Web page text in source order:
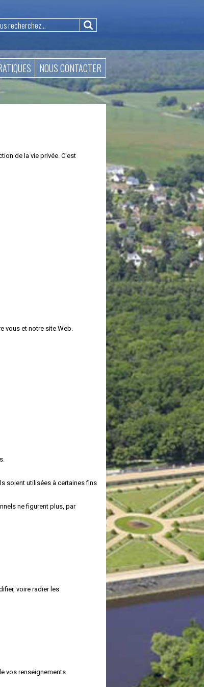
NOUS CONTACTER
de la vie privée. C'est
vous et notre site Web.
soient utilisées à certaines fins
ne figurent plus, par
voire radier les
vos renseignements